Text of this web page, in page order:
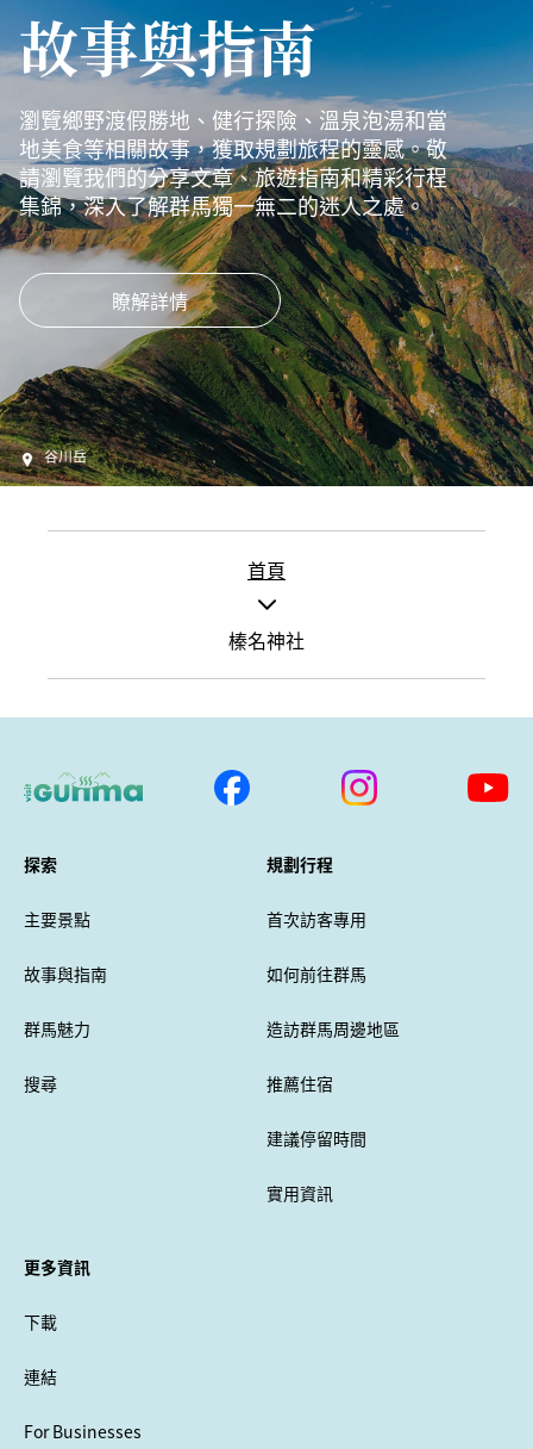
故事與指南
瀏覽鄉野渡假勝地、健行探險、溫泉泡湯和當
地美食等相關故事，獲取規劃旅程的靈感。敬
請瀏覽我們的分享文章、旅遊指南和精彩行程
集錦，深入了解群馬獨一無二的迷人之處。
瞭解詳情
谷川岳
首頁
榛名神社
探索
主要景點
故事與指南
群馬魅力
搜尋
規劃行程
首次訪客專用
如何前往群馬
造訪群馬周邊地區
推薦住宿
建議停留時間
實用資訊
更多資訊
下載
連結
For Businesses